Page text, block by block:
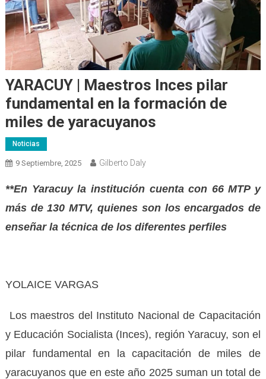
YARACUY | Maestros Inces pilar
fundamental en la formación de
miles de yaracuyanos
Noticias
9 Septiembre, 2025 Gilberto Daly
**En Yaracuy la institución cuenta con 66 MTP y
más de 130 MTV, quienes son los encargados de
enseñar la técnica de los diferentes perfiles
YOLAICE VARGAS
Los maestros del Instituto Nacional de Capacitación
y Educación Socialista (Inces), región Yaracuy, son el
pilar fundamental en la capacitación de miles de
yaracuyanos que en este año 2025 suman un total de